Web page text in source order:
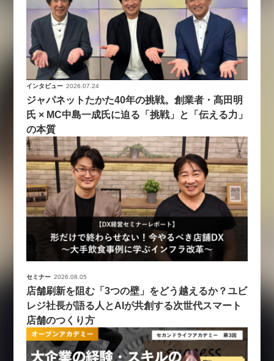
インタビュー 2026.07.24
ジャパネットたかた40年の挑戦。創業者・髙田明
氏 × MC中島一成氏に迫る「挑戦」と「伝える力」
の本質
セミナー 2026.08.05
店舗刷新を阻む「3つの壁」をどう越えるか？ユビ
レジ社長が語る人とAIが共創する次世代スマート
店舗のつくり方